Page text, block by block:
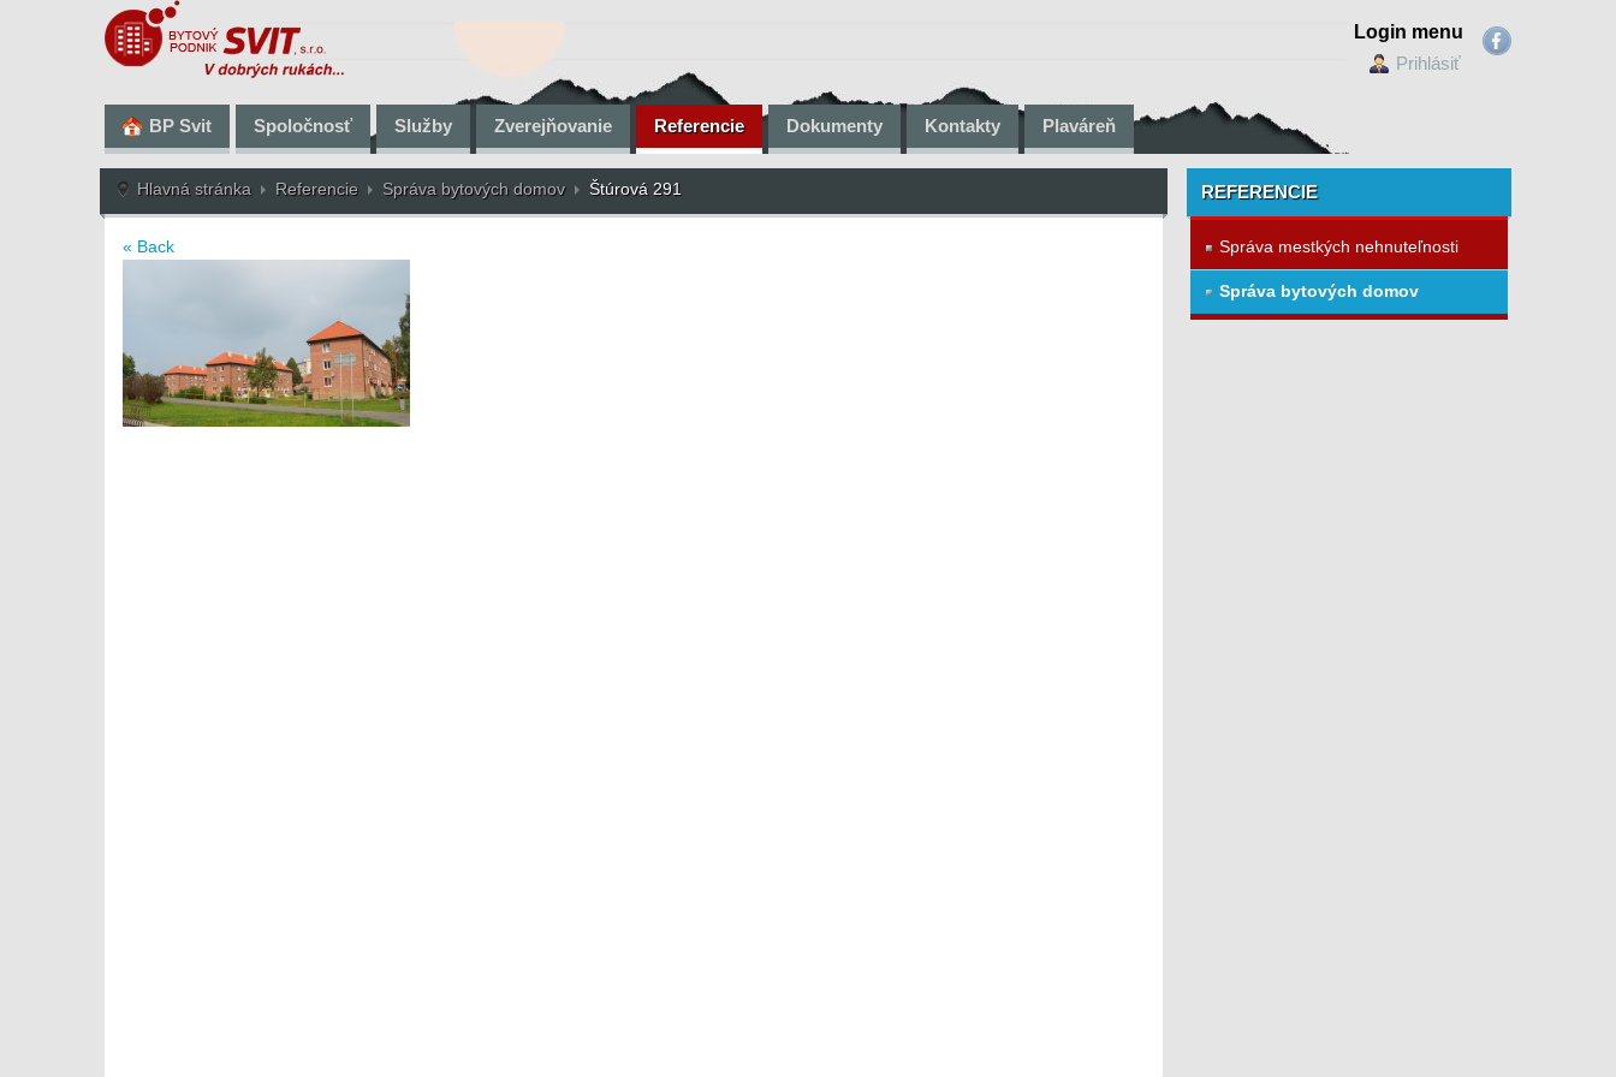
Login menu
Prihlásiť
BP Svit Spoločnosť Služby Zverejňovanie Referencie Dokumenty Kontakty Plaváreň
Hlavná stránka Referencie Správa bytových domov Štúrová 291
« Back
REFERENCIE
Správa mestkých nehnuteľnosti
Správa bytových domov